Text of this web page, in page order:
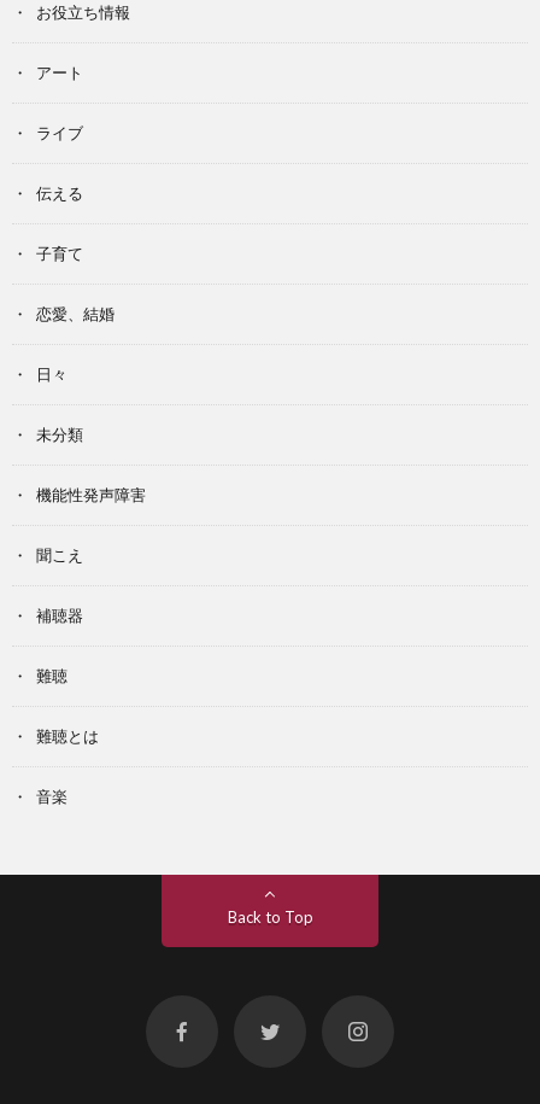
お役立ち情報
アート
ライブ
伝える
子育て
恋愛、結婚
日々
未分類
機能性発声障害
聞こえ
補聴器
難聴
難聴とは
音楽
Back to Top